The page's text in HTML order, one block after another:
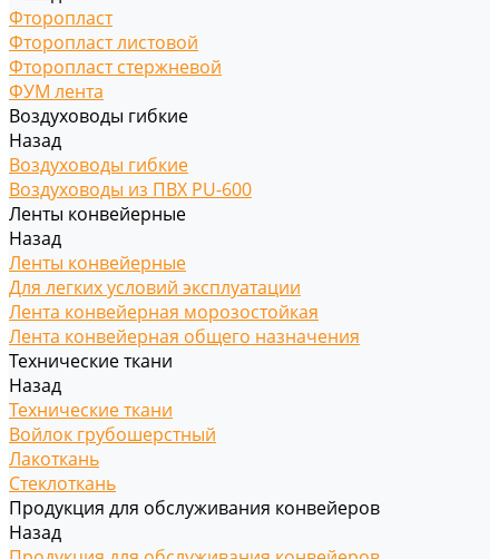
Фторопласт
Фторопласт листовой
Фторопласт стержневой
ФУМ лента
Воздуховоды гибкие
Назад
Воздуховоды гибкие
Воздуховоды из ПВХ PU-600
Ленты конвейерные
Назад
Ленты конвейерные
Для легких условий эксплуатации
Лента конвейерная морозостойкая
Лента конвейерная общего назначения
Технические ткани
Назад
Технические ткани
Войлок грубошерстный
Лакоткань
Стеклоткань
Продукция для обслуживания конвейеров
Назад